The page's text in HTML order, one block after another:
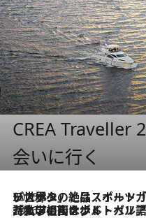
CREA Traveller
会いに行く
2026.8.8
リスボンの絶品スイーツ「パステル・デ・ナタ」とは？ポルトガル伝統の奥深い世界へ
2026.7.27
「私の祖国はポルトガル語です」国民的詩人フェルナンド・ペソアと、彼が愛した文学の街を歩く